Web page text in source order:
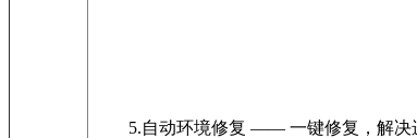
5.自动环境修复 —— 一键修复，解决